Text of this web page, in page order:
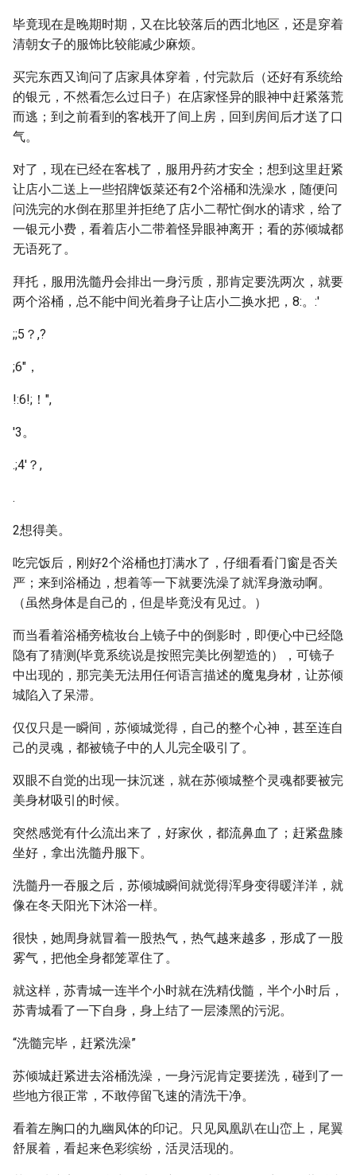
毕竟现在是晚期时期，又在比较落后的西北地区，还是穿着
清朝女子的服饰比较能减少麻烦。
买完东西又询问了店家具体穿着，付完款后（还好有系统给
的银元，不然看怎么过日子）在店家怪异的眼神中赶紧落荒
而逃；到之前看到的客栈开了间上房，回到房间后才送了口
气。
对了，现在已经在客栈了，服用丹药才安全；想到这里赶紧
让店小二送上一些招牌饭菜还有2个浴桶和洗澡水，随便问
问洗完的水倒在那里并拒绝了店小二帮忙倒水的请求，给了
一银元小费，看着店小二带着怪异眼神离开；看的苏倾城都
无语死了。
拜托，服用洗髓丹会排出一身污质，那肯定要洗两次，就要
两个浴桶，总不能中间光着身子让店小二换水把，8:。:'
;;5？,?
;6"，
!:6!;！",
'3。
.;4'？,
.
2想得美。
吃完饭后，刚好2个浴桶也打满水了，仔细看看门窗是否关
严；来到浴桶边，想着等一下就要洗澡了就浑身激动啊。
（虽然身体是自己的，但是毕竟没有见过。）
而当看着浴桶旁梳妆台上镜子中的倒影时，即便心中已经隐
隐有了猜测(毕竟系统说是按照完美比例塑造的），可镜子
中出现的，那完美无法用任何语言描述的魔鬼身材，让苏倾
城陷入了呆滞。
仅仅只是一瞬间，苏倾城觉得，自己的整个心神，甚至连自
己的灵魂，都被镜子中的人儿完全吸引了。
双眼不自觉的出现一抹沉迷，就在苏倾城整个灵魂都要被完
美身材吸引的时候。
突然感觉有什么流出来了，好家伙，都流鼻血了；赶紧盘膝
坐好，拿出洗髓丹服下。
洗髓丹一吞服之后，苏倾城瞬间就觉得浑身变得暖洋洋，就
像在冬天阳光下沐浴一样。
很快，她周身就冒着一股热气，热气越来越多，形成了一股
雾气，把他全身都笼罩住了。
就这样，苏青城一连半个小时就在洗精伐髓，半个小时后，
苏青城看了一下自身，身上结了一层漆黑的污泥。
“洗髓完毕，赶紧洗澡”
苏倾城赶紧进去浴桶洗澡，一身污泥肯定要搓洗，碰到了一
些地方很正常，不敢停留飞速的清洗干净。
看着左胸口的九幽凤体的印记。只见凤凰趴在山峦上，尾翼
舒展着，看起来色彩缤纷，活灵活现的。